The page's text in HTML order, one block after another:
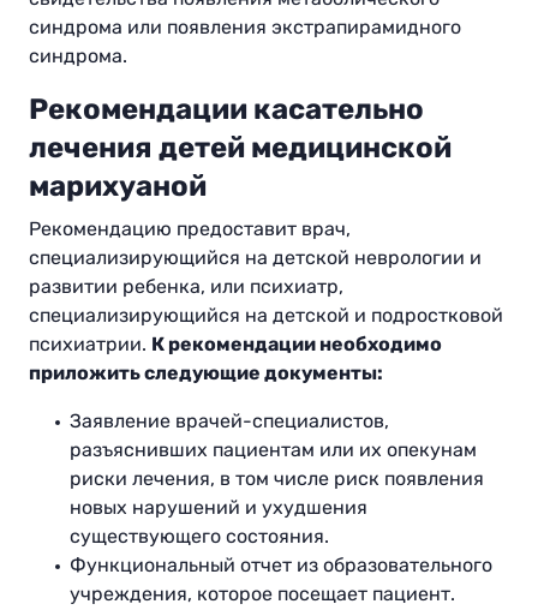
синдрома или появления экстрапирамидного
синдрома.
Рекомендации касательно
лечения детей медицинской
марихуаной
Рекомендацию предоставит врач,
специализирующийся на детской неврологии и
развитии ребенка, или психиатр,
специализирующийся на детской и подростковой
психиатрии. К рекомендации необходимо
приложить следующие документы:
Заявление врачей-специалистов,
разъяснивших пациентам или их опекунам
риски лечения, в том числе риск появления
новых нарушений и ухудшения
существующего состояния.
Функциональный отчет из образовательного
учреждения, которое посещает пациент.